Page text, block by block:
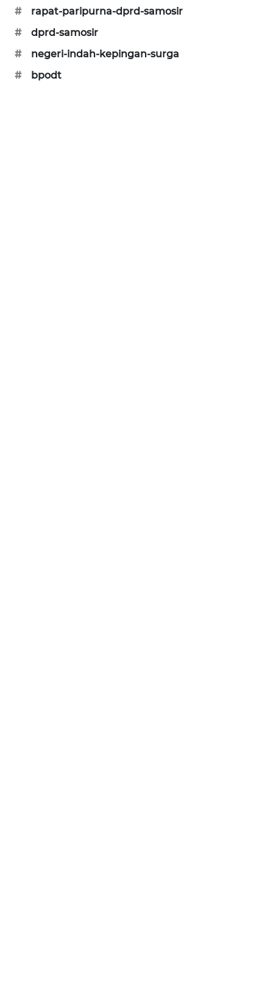
#
rapat-paripurna-dprd-samosir
#
dprd-samosir
#
negeri-indah-kepingan-surga
#
bpodt